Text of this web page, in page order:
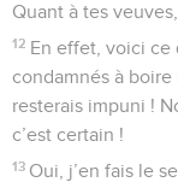
Quant à tes
12 En effet, voici ce
condamnés à
resterais impuni !
c’est certain !
13 Oui, j’en fais le